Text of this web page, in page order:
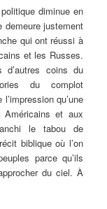
diminue en
demeure justement
qui ont réussi à
et les Russes.
coins du
du complot
qu’une
et aux
le tabou de
biblique où l’on
parce qu’ils
du ciel. À